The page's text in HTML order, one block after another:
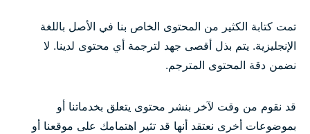
تمت كتابة الكثير من المحتوى الخاص بنا في الأصل باللغة
الإنجليزية. يتم بذل أقصى جهد لترجمة أي محتوى لدينا. لا
نضمن دقة المحتوى المترجم.
قد نقوم من وقت لآخر بنشر محتوى يتعلق بخدماتنا أو
بموضوعات أخرى نعتقد أنها قد تثير اهتمامك على موقعنا أو